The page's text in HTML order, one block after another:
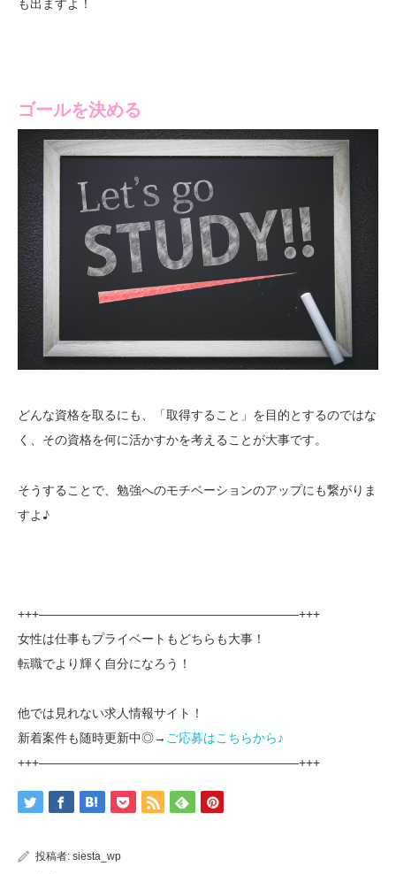
ゴールを決める
どんな資格を取るにも、「取得すること」を目的とするのではな
く、その資格を何に活かすかを考えることが大事です。
そうすることで、勉強へのモチベーションのアップにも繋がりま
すよ♪
+++—————————————————————+++
女性は仕事もプライベートもどちらも大事！
転職でより輝く自分になろう！
他では見れない求人情報サイト！
新着案件も随時更新中◎→ ご応募はこちらから♪
+++—————————————————————+++
投稿者: siesta_wp